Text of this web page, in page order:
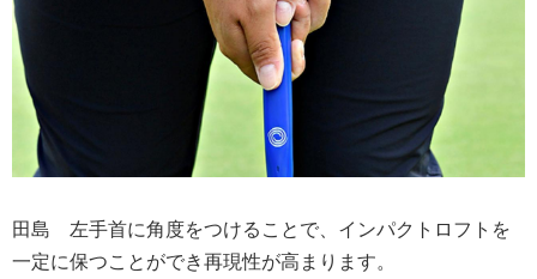
田島 左手首に角度をつけることで、インパクトロフトを
一定に保つことができ再現性が高まります。